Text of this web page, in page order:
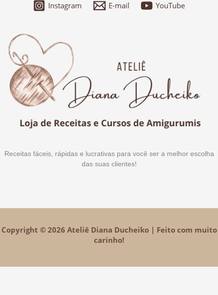
Instagram E-mail YouTube
Receitas fáceis, rápidas e lucrativas para você ser a melhor escolha
das suas clientes!
Copyright © 2026 Ateliê Diana Ducheiko | Feito com muito
carinho!